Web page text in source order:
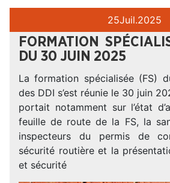
25Juil.2025
FORMATION
DU 30 JUIN 2025
La formation spécialisée (FS)
des DDI s’est réunie le 30 juin
portait notamment sur l’état
feuille de route de la FS, la
inspecteurs du permis de
sécurité routière et la
et sécurité